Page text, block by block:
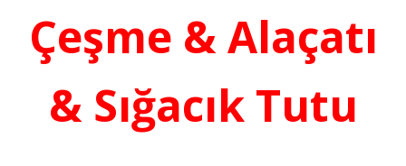
Çeşme & Alaçatı
& Sığacık Tutu